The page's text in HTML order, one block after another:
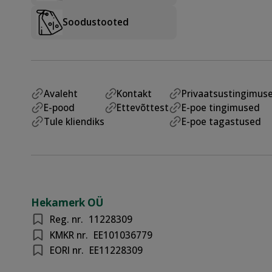
Soodustooted
Avaleht
E-pood
Tule kliendiks
Kontakt
Ettevõttest
E-poe tingimused
E-poe tagastused
Hekamerk OÜ
Reg. nr. 11228309
KMKR nr. EE101036779
EORI nr. EE11228309